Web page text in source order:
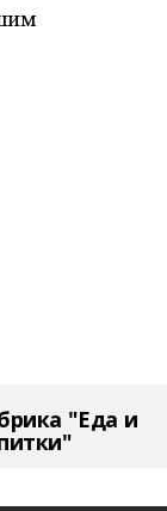
"Еда и